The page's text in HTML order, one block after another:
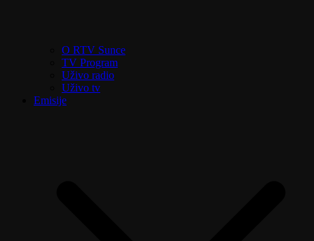
O RTV Sunce
TV Program
Uživo radio
Uživo tv
Emisije